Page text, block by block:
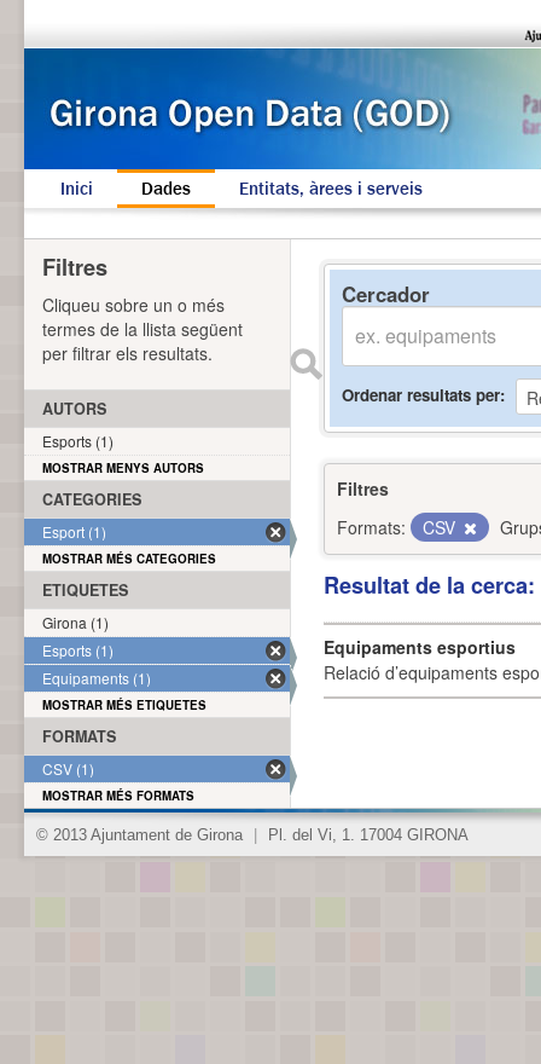
Inici Dades Entitats, àrees i serveis
Cercador
Ordenar resultats per
Filtres
Formats:
CSV
Resultat de la
Equipaments esportius
Relació d’equipaments
Filtres
Cliqueu sobre un o més
termes de la llista següent
per filtrar els resultats.
AUTORS
Esports (1)
MOSTRAR MENYS AUTORS
CATEGORIES
Esport (1)
MOSTRAR MÉS CATEGORIES
ETIQUETES
Girona (1)
Esports (1)
Equipaments (1)
MOSTRAR MÉS ETIQUETES
FORMATS
CSV (1)
MOSTRAR MÉS FORMATS
© 2013 Ajuntament de Girona Pl. del Vi, 1. 17004 GIRONA